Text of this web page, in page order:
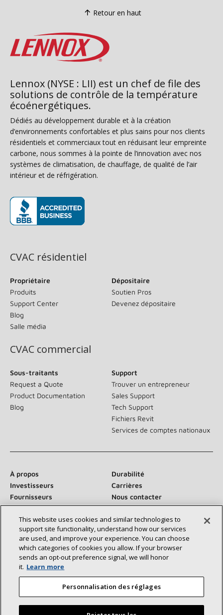
Retour en haut
Lennox (NYSE : LII) est un chef de file des
solutions de contrôle de la température
écoénergétiques.
Dédiés au développement durable et à la création
d’environnements confortables et plus sains pour nos clients
résidentiels et commerciaux tout en réduisant leur empreinte
carbone, nous sommes à la pointe de l’innovation avec nos
systèmes de climatisation, de chauffage, de qualité de l’air
intérieur et de réfrigération.
CVAC résidentiel
Propriétaire
Produits
Support Center
Blog
Salle média
Dépositaire
Soutien Pros
Devenez dépositaire
CVAC commercial
Sous-traitants
Request a Quote
Product Documentation
Blog
Support
Trouver un entrepreneur
Sales Support
Tech Support
Fichiers Revit
Services de comptes nationaux
À propos
Durabilité
Investisseurs
Carrières
Fournisseurs
Nous contacter
Salle de presse
Communiquez avec nous :
This website uses cookies and similar technologies to
support site functionality, understand how our services
are used, and improve your experience. You can choose
which categories of cookies you allow. If your browser
sends an opt‑out preference signal, we will honor
it. Learn more
Personnalisation des réglages